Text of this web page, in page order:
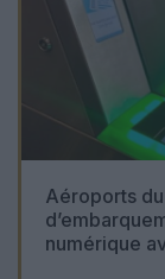
Aéroports
numérique